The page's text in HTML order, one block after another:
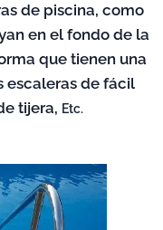
de piscina, como
en el fondo de la
que tienen una
escaleras de fácil
tijera, Etc.